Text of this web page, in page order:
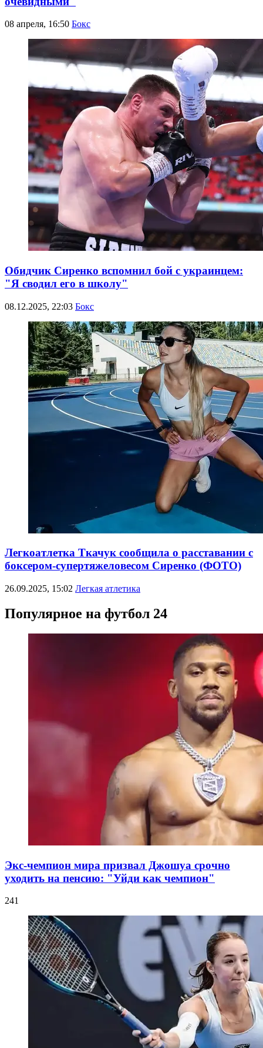
08 апреля, 16:50 Бокс
Обидчик Сиренко вспомнил бой с украинцем:
"Я сводил его в школу"
08.12.2025, 22:03 Бокс
Легкоатлетка Ткачук сообщила о расставании с
боксером-супертяжеловесом Сиренко (ФОТО)
26.09.2025, 15:02 Легкая атлетика
Популярное на футбол 24
Экс-чемпион мира призвал Джошуа срочно
уходить на пенсию: "Уйди как чемпион"
241